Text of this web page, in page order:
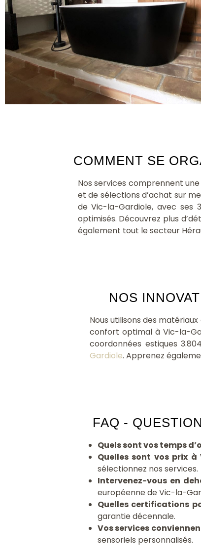
COMMENT SE
Nos services comprennent
et de sélections d’achat sur
de Vic-la-Gardiole, avec ses
optimisés. Découvrez plus
également tout le secteur
NOS
Nous utilisons des
confort optimal à Vic-la-
coordonnées estiques
Gardiole. Apprenez
FAQ -
Quels sont vos temps
Quelles sont vos prix
sélectionnez nos services.
Intervenez-vous en
européenne de Vic-la-
Quelles certifications
garantie décennale.
Vos services
sensoriels personnalisés.